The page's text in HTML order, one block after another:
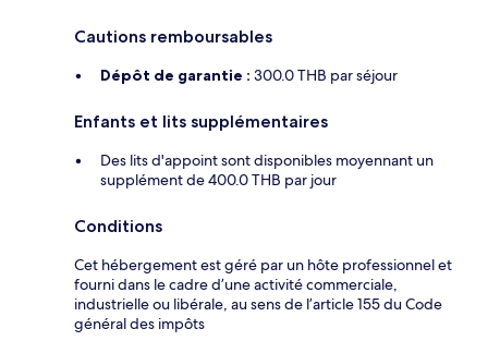
Cautions remboursables
Dépôt de garantie : 300.0 THB par séjour
Enfants et lits supplémentaires
Des lits d'appoint sont disponibles moyennant un
supplément de 400.0 THB par jour
Conditions
Cet hébergement est géré par un hôte professionnel et
fourni dans le cadre d’une activité commerciale,
industrielle ou libérale, au sens de l’article 155 du Code
général des impôts